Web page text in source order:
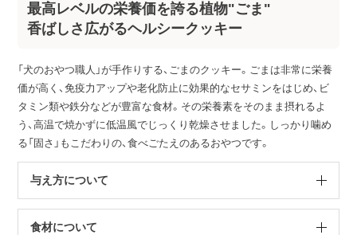
最高レベルの栄養価を誇る植物"ごま"
香ばしさ広がるヘルシークッキー
「犬のおやつ職人」が手作りする、ごまのクッキー。ごまは非常に栄養
価が高く、免疫力アップや老化防止に効果的なセサミンをはじめ、ビ
タミン類や鉄分などが豊富な食材。その栄養素をそのまま摂れるよ
う、高温で焼かずに低温風でじっくり乾燥させました。しっかり噛め
る「固さ」もこだわりの、食べごたえのあるおやつです。
与え方について
食材について